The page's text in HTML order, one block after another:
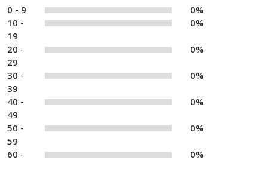
0 - 9
0%
10 -
19
0%
20 -
29
0%
30 -
39
0%
40 -
49
0%
50 -
59
0%
60 - 0%